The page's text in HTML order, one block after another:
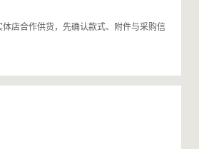
店合作供货，先确认款式、附件与采购信